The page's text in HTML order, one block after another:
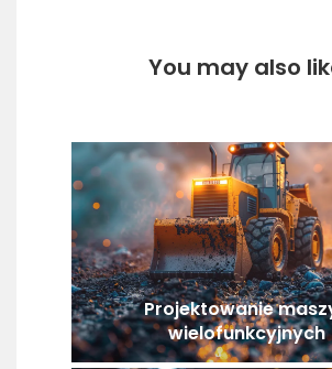
You may also
Projektowanie
wielofunkcyjnych